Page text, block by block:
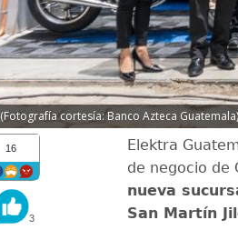
(Fotografía cortesía: Banco Azteca Guatemala)
16
3
Elektra
de negocio de
nueva
San Martín